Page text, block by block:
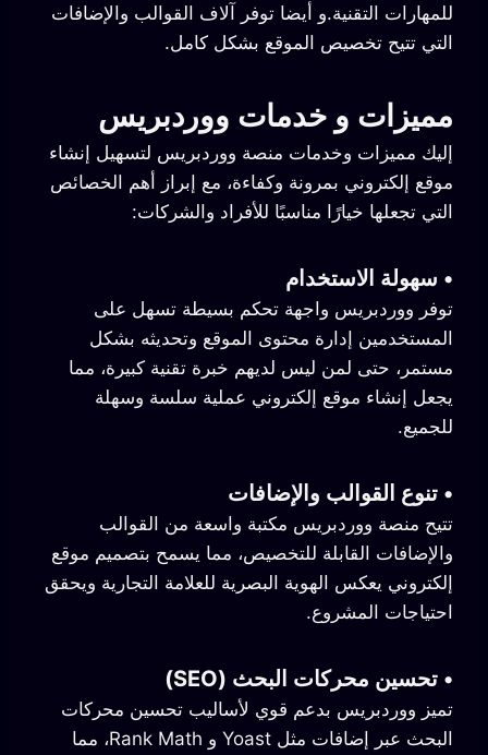
للمهارات التقنية.و أيضا توفر آلاف القوالب والإضافات
التي تتيح تخصيص الموقع بشكل كامل.
مميزات و خدمات ووردبريس
إليك مميزات وخدمات منصة ووردبريس لتسهيل إنشاء
موقع إلكتروني بمرونة وكفاءة، مع إبراز أهم الخصائص
التي تجعلها خيارًا مناسبًا للأفراد والشركات:
• سهولة الاستخدام
توفر ووردبريس واجهة تحكم بسيطة تسهل على
المستخدمين إدارة محتوى الموقع وتحديثه بشكل
مستمر، حتى لمن ليس لديهم خبرة تقنية كبيرة، مما
يجعل إنشاء موقع إلكتروني عملية سلسة وسهلة
للجميع.
• تنوع القوالب والإضافات
تتيح منصة ووردبريس مكتبة واسعة من القوالب
والإضافات القابلة للتخصيص، مما يسمح بتصميم موقع
إلكتروني يعكس الهوية البصرية للعلامة التجارية ويحقق
احتياجات المشروع.
• تحسين محركات البحث (SEO)
تميز ووردبريس بدعم قوي لأساليب تحسين محركات
البحث عبر إضافات مثل Yoast و Rank Math، مما